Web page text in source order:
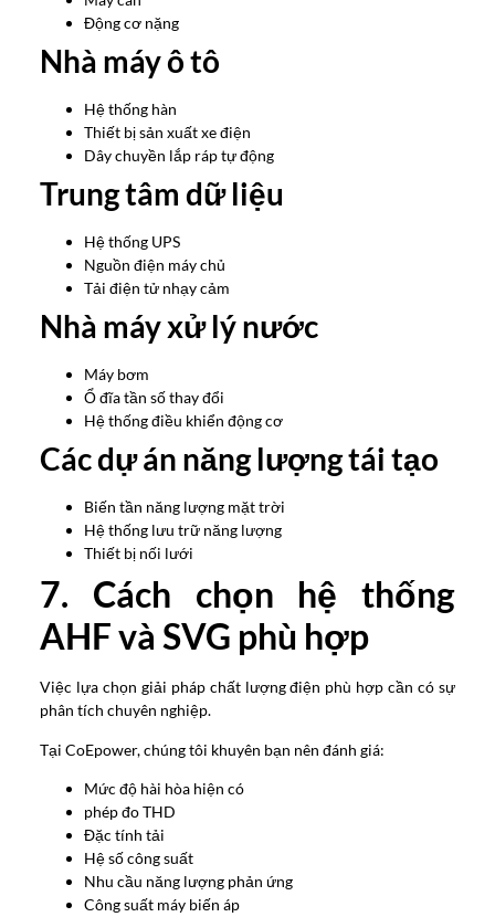
Động cơ nặng
Nhà máy ô tô
Hệ thống hàn
Thiết bị sản xuất xe điện
Dây chuyền lắp ráp tự động
Trung tâm dữ liệu
Hệ thống UPS
Nguồn điện máy chủ
Tải điện tử nhạy cảm
Nhà máy xử lý nước
Máy bơm
Ổ đĩa tần số thay đổi
Hệ thống điều khiển động cơ
Các dự án năng lượng tái tạo
Biến tần năng lượng mặt trời
Hệ thống lưu trữ năng lượng
Thiết bị nối lưới
7. Cách chọn hệ thống
AHF và SVG phù hợp
Việc lựa chọn giải pháp chất lượng điện phù hợp cần có sự
phân tích chuyên nghiệp.
Tại CoEpower, chúng tôi khuyên bạn nên đánh giá:
Mức độ hài hòa hiện có
phép đo THD
Đặc tính tải
Hệ số công suất
Nhu cầu năng lượng phản ứng
Công suất máy biến áp